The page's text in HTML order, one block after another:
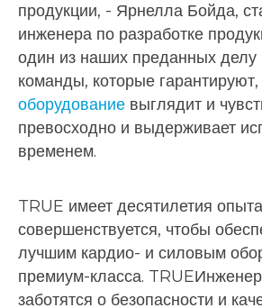
продукции, - Ярнелла Бойда,
инженера по разработке
один из наших преданных делу
команды, которые
оборудование выглядит и
превосходно и выдерживает
временем.
TRUE имеет десятилетия
совершенствуется, чтобы
лучшим кардио- и силовым
премиум-класса.
заботятся о безопасности и